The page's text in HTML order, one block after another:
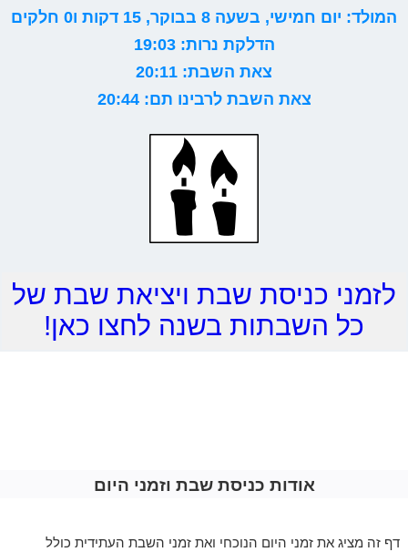
המולד: יום חמישי, בשעה 8 בבוקר, 15 דקות ו0 חלקים
הדלקת נרות: 19:03
צאת השבת: 20:11
צאת השבת לרבינו תם: 20:44
לזמני כניסת שבת ויציאת שבת של
כל השבתות בשנה לחצו כאן!
אודות כניסת שבת וזמני היום
דף זה מציג את זמני היום הנוכחי ואת זמני השבת העתידית כולל